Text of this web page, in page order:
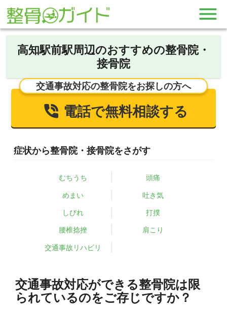
高知駅前駅周辺のおすすめの整骨院・
接骨院
交通事故対応の整骨院をお探しの方へ
電話で無料相談する
症状から整骨院・接骨院をさがす
むちうち 頭痛
めまい 吐き気
しびれ 打撲
腰椎捻挫 肩こり
交通事故リハビリ
交通事故対応ができる整骨院は限
られているのをご存じですか？